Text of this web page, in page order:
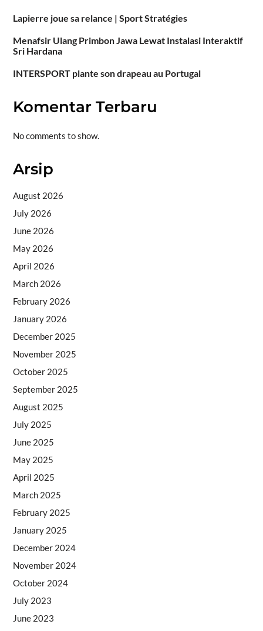
Lapierre joue sa relance | Sport Stratégies
Menafsir Ulang Primbon Jawa Lewat Instalasi Interaktif
Sri Hardana
INTERSPORT plante son drapeau au Portugal
Komentar Terbaru
No comments to show.
Arsip
August 2026
July 2026
June 2026
May 2026
April 2026
March 2026
February 2026
January 2026
December 2025
November 2025
October 2025
September 2025
August 2025
July 2025
June 2025
May 2025
April 2025
March 2025
February 2025
January 2025
December 2024
November 2024
October 2024
July 2023
June 2023